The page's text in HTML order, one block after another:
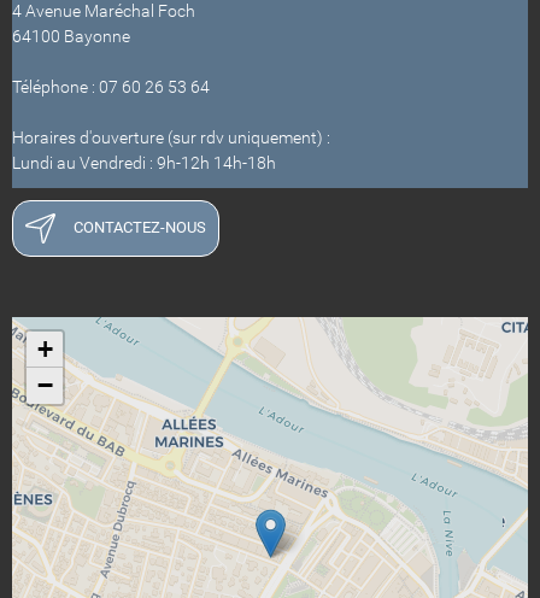
4 Avenue Maréchal Foch
64100 Bayonne
Téléphone : 07 60 26 53 64
Horaires d'ouverture (sur rdv uniquement) :
Lundi au Vendredi : 9h-12h 14h-18h
CONTACTEZ-NOUS
+
−